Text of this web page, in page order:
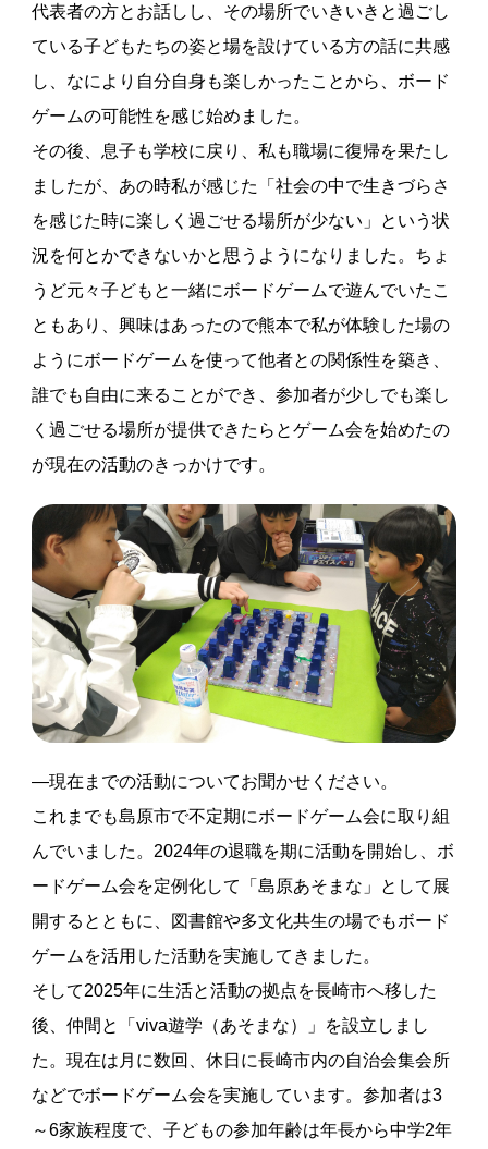
代表者の方とお話しし、その場所でいきいきと過ごし
ている子どもたちの姿と場を設けている方の話に共感
し、なにより自分自身も楽しかったことから、ボード
ゲームの可能性を感じ始めました。
その後、息子も学校に戻り、私も職場に復帰を果たし
ましたが、あの時私が感じた「社会の中で生きづらさ
を感じた時に楽しく過ごせる場所が少ない」という状
況を何とかできないかと思うようになりました。ちょ
うど元々子どもと一緒にボードゲームで遊んでいたこ
ともあり、興味はあったので熊本で私が体験した場の
ようにボードゲームを使って他者との関係性を築き、
誰でも自由に来ることができ、参加者が少しでも楽し
く過ごせる場所が提供できたらとゲーム会を始めたの
が現在の活動のきっかけです。
―現在までの活動についてお聞かせください。
これまでも島原市で不定期にボードゲーム会に取り組
んでいました。2024年の退職を期に活動を開始し、ボ
ードゲーム会を定例化して「島原あそまな」として展
開するとともに、図書館や多文化共生の場でもボード
ゲームを活用した活動を実施してきました。
そして2025年に生活と活動の拠点を長崎市へ移した
後、仲間と「viva遊学（あそまな）」を設立しまし
た。現在は月に数回、休日に長崎市内の自治会集会所
などでボードゲーム会を実施しています。参加者は3
～6家族程度で、子どもの参加年齢は年長から中学2年